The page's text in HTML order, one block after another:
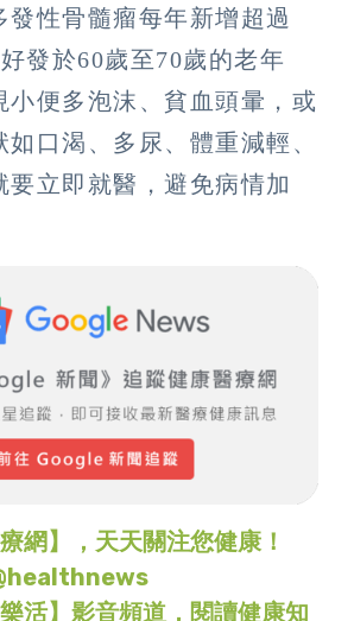
發性骨髓瘤每年新增超過
發於60歲至70歲的老年
小便多泡沫、貧血頭暈，或
口渴、多尿、體重減輕、
要立即就醫，避免病情加
網】，天天關注您健康！
活】影音頻道，閱讀健康知